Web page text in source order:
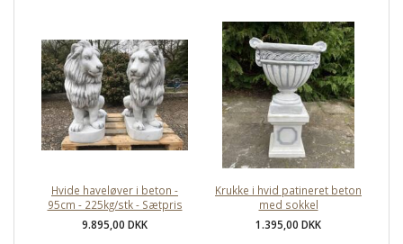
Hvide haveløver i beton -
95cm - 225kg/stk - Sætpris
9.895,00 DKK
Krukke i hvid patineret beton
med sokkel
1.395,00 DKK